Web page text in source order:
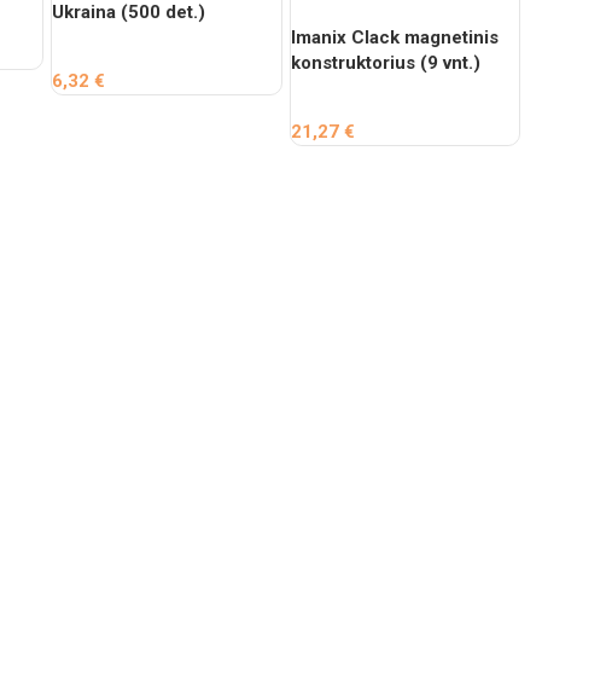
Ukraina (500 det.)
6,32€
Imanix Clack magnetinis
konstruktorius (9 vnt.)
21,27 €